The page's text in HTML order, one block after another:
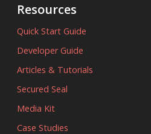
Resources
Quick Start Guide
Developer Guide
Articles & Tutorials
Secured Seal
Media Kit
Case Studies